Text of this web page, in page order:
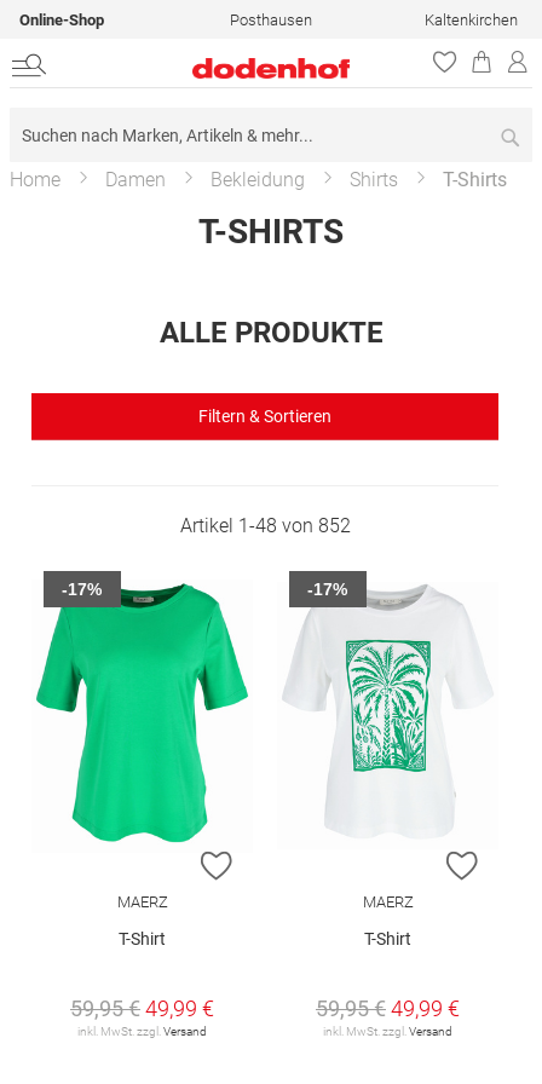
Online-Shop Posthausen Kaltenkirchen
Home Damen Bekleidung Shirts T-Shirts
T-SHIRTS
ALLE PRODUKTE
Filtern & Sortieren
Artikel 1-48 von 852
ZUR WUNSCHLISTE HINZUFÜGEN
MAERZ
T-Shirt
59,95 €49,99 €
inkl. MwSt. zzgl. Versand
-17%
ZUR
MAERZ
T-Shirt
59,95 €49,99 €
inkl. MwSt. zzgl. Versand
-17%